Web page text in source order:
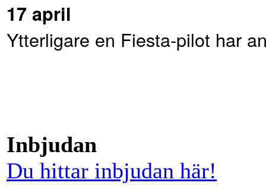
17 april
Ytterligare en Fiesta-pilot har
Inbjudan
Du hittar inbjudan här!